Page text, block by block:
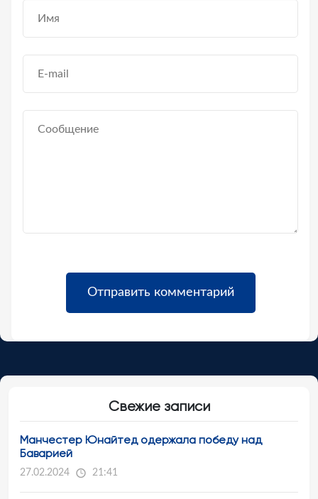
Свежие записи
Манчестер Юнайтед одержала победу над
Баварией
27.02.2024 21:41